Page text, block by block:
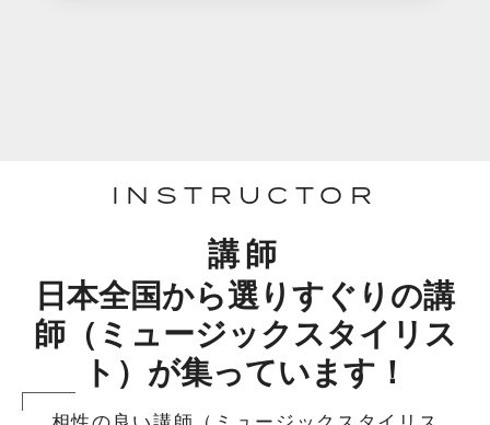
INSTRUCTOR
講師
日本全国から選りすぐりの講
師（ミュージックスタイリス
ト）が集っています！